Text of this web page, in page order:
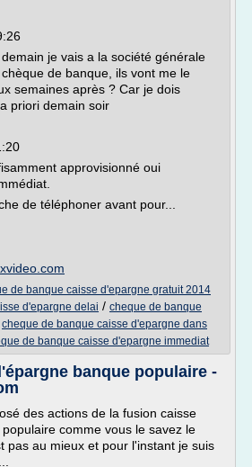
je vais a la société générale
de banque, ils vont me le
semaines après ? Car je dois
priori demain soir
approvisionné oui
de téléphoner avant pour...
de banque caisse d'epargne gratuit 2014
d'epargne delai / cheque de banque
cheque de banque caisse d'epargne dans
de banque caisse d'epargne immediat
banque populaire -
des actions de la fusion caisse
comme vous le savez le
pas au mieux et pour l'instant je suis